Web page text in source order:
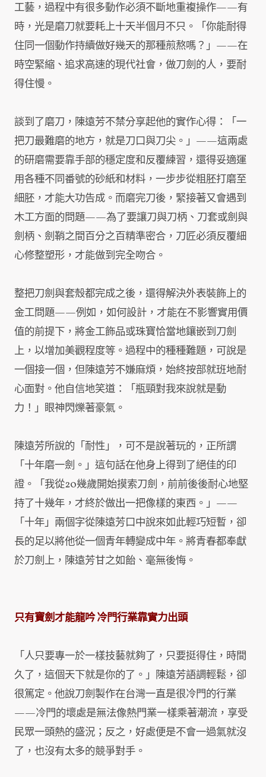
工藝，過程中有很多動作必須不斷地重複操作——有
時，光是磨刀就要耗上十天半個月不只。「你能耐得
住同一個動作持續做好幾天的那種煎熬嗎？」——在
時空緊縮、追求高速的現代社會，做刀劍的人，要耐
得住慢。
談到了磨刀，陳遠芳不禁分享起他的實作心得：「一
把刀最難磨的地方，就是刀口與刀尖。」——這兩處
的研磨需要靠手部的穩定度和反覆練習，還得妥適運
用各種不同番號的砂紙和材料，一步步從粗胚打磨至
細胚，才能大功告成。而磨完刀後，緊接著又會遇到
木工方面的問題——為了要讓刀與刀柄、刀套或劍與
劍柄、劍鞘之間百分之百精準密合，刀匠必須反覆細
心修整塑形，才能做到完全吻合。
整把刀劍與套殼都完成之後，還得解決外表裝飾上的
金工問題——例如，如何設計，才能在不影響實用價
值的前提下，將金工飾品或珠寶恰當地鑲嵌到刀劍
上，以增加美觀程度等。過程中的種種難題，可說是
一個接一個，但陳遠芳不嫌麻煩，始終按部就班地耐
心面對。他自信地笑道：「瓶頸對我來說就是動
力！」眼神閃爍著豪氣。
陳遠芳所說的「耐性」，可不是說著玩的，正所謂
「十年磨一劍。」這句話在他身上得到了絕佳的印
證。「我從20幾歲開始摸索刀劍，前前後後耐心地堅
持了十幾年，才終於做出一把像樣的東西。」——
「十年」兩個字從陳遠芳口中說來如此輕巧短暫，卻
長的足以將他從一個青年轉變成中年。將青春都奉獻
於刀劍上，陳遠芳甘之如飴、毫無後悔。
只有寶劍才能龍吟 冷門行業靠實力出頭
「人只要專一於一樣技藝就夠了，只要挺得住，時間
久了，這個天下就是你的了。」陳遠芳語調輕鬆，卻
很篤定。他說刀劍製作在台灣一直是很冷門的行業
——冷門的壞處是無法像熱門業一樣乘著潮流，享受
民眾一頭熱的盛況；反之，好處便是不會一過氣就沒
了，也沒有太多的競爭對手。